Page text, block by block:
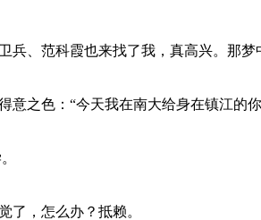
、范科霞也来找了我，真高兴。那
之色：“今天我在南大给身在镇江的
了，怎么办？抵赖。